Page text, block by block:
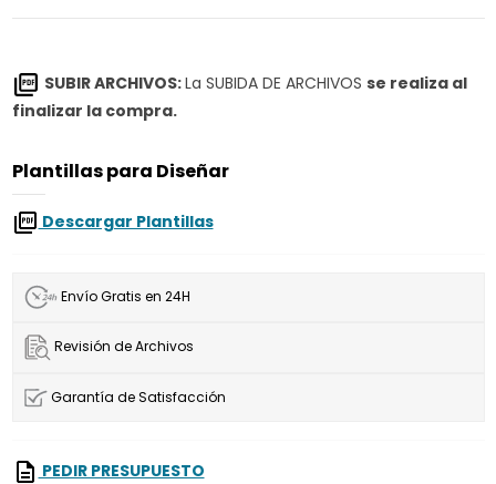
SUBIR ARCHIVOS:La SUBIDA DE ARCHIVOS se realiza al
finalizar la compra.
Plantillas para Diseñar
Descargar Plantillas
Envío Gratis en 24H
Revisión de Archivos
Garantía de Satisfacción
PEDIR PRESUPUESTO